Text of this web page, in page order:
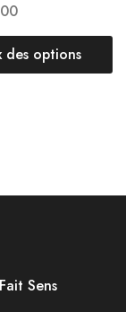
des options
Sens